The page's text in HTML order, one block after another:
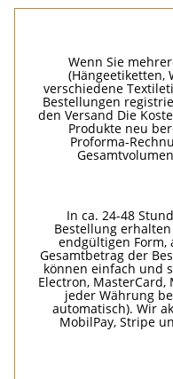
Wenn Sie
(Hängeetiketten,
verschiedene
Bestellungen
den Versand Die
Produkte neu
Proforma-
In ca. 24-48
Bestellung
endgültigen Form,
Gesamtbetrag der
können einfach und
Electron, MasterCard,
jeder Währung
automatisch). Wir
MobilPay, Stripe